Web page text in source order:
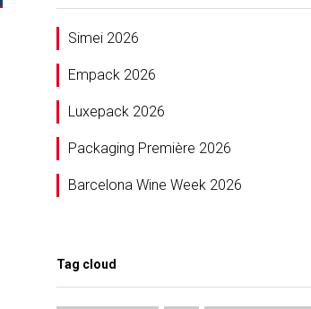
Simei 2026
Empack 2026
Luxepack 2026
Packaging Première 2026
Barcelona Wine Week 2026
Tag cloud